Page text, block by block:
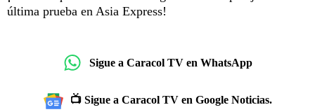
última prueba en Asia Express!
Sigue a Caracol TV en WhatsApp
📺 Sigue a Caracol TV en Google Noticias.